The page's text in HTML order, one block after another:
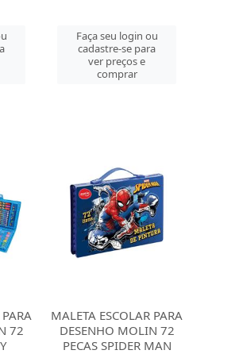
Faça seu login ou
cadastre-se para
ver preços e
comprar
72
MALETA ESCOLAR PARA
DESENHO MOLIN 72
PECAS SPIDER MAN